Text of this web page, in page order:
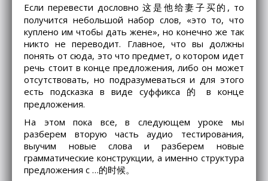
Если перевести дословно 这是他给妻子买的, то
получится небольшой набор слов, «это то, что
куплено им чтобы дать жене», но конечно же так
никто не переводит. Главное, что вы должны
понять от сюда, это что предмет, о котором идет
речь стоит в конце предложения, либо он может
отсутствовать, но подразумеваться и для этого
есть подсказка в виде суффикса 的 в конце
предложения.
На этом пока все, в следующем уроке мы
разберем вторую часть аудио тестирования,
выучим новые слова и разберем новые
грамматические конструкции, а именно структура
предложения с …的时候。